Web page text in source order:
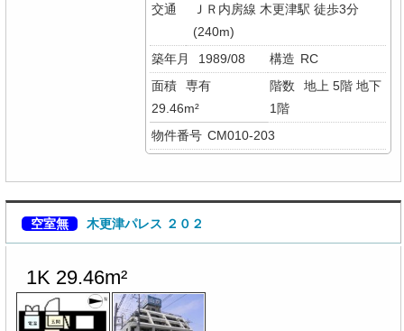
交通
ＪＲ内房線 木更津駅 徒歩3分
(240m)
築年月
1989/08 構造 RC
面積
専有
29.46m²
階数
地上 5階 地下
1階
物件番号 CM010-203
空室無 木更津パレス ２０２
1K 29.46m²